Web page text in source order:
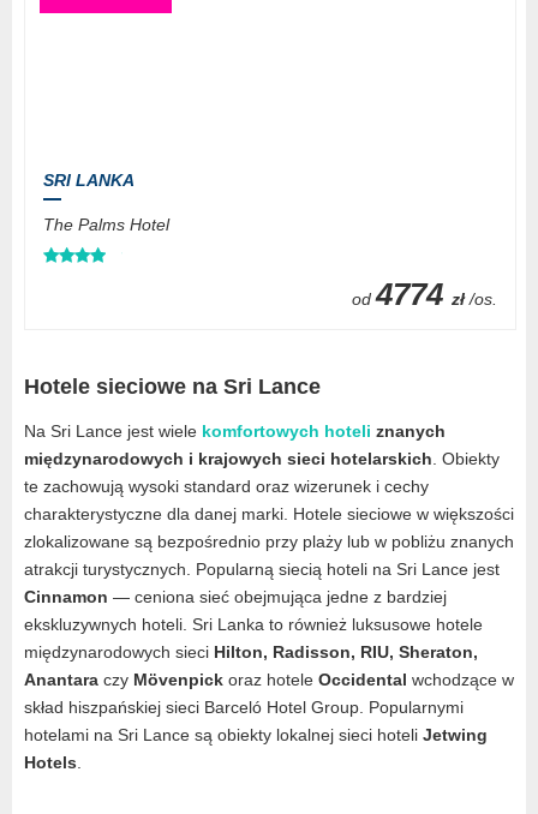
SRI LANKA
The Palms Hotel
od 4774 zł /os.
Hotele sieciowe na Sri Lance
Na Sri Lance jest wiele komfortowych hoteli znanych
międzynarodowych i krajowych sieci hotelarskich. Obiekty
te zachowują wysoki standard oraz wizerunek i cechy
charakterystyczne dla danej marki. Hotele sieciowe w większości
zlokalizowane są bezpośrednio przy plaży lub w pobliżu znanych
atrakcji turystycznych. Popularną siecią hoteli na Sri Lance jest
Cinnamon — ceniona sieć obejmująca jedne z bardziej
ekskluzywnych hoteli. Sri Lanka to również luksusowe hotele
międzynarodowych sieci Hilton, Radisson, RIU, Sheraton,
Anantara czy Mövenpick oraz hotele Occidental wchodzące w
skład hiszpańskiej sieci Barceló Hotel Group. Popularnymi
hotelami na Sri Lance są obiekty lokalnej sieci hoteli Jetwing
Hotels.